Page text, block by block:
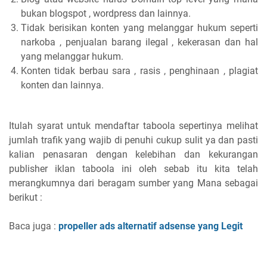
bukan blogspot , wordpress dan lainnya.
Tidak berisikan konten yang melanggar hukum seperti
narkoba , penjualan barang ilegal , kekerasan dan hal
yang melanggar hukum.
Konten tidak berbau sara , rasis , penghinaan , plagiat
konten dan lainnya.
Itulah syarat untuk mendaftar taboola sepertinya melihat
jumlah trafik yang wajib di penuhi cukup sulit ya dan pasti
kalian penasaran dengan kelebihan dan kekurangan
publisher iklan taboola ini oleh sebab itu kita telah
merangkumnya dari beragam sumber yang Mana sebagai
berikut :
Baca juga : propeller ads alternatif adsense yang Legit